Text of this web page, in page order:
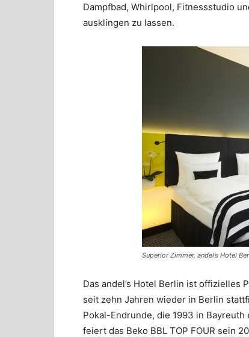
Dampfbad, Whirlpool, Fitnessstudio
ausklingen zu lassen.
Superior Zimmer, andel’s Hotel
Das andel’s Hotel Berlin ist offizielles
seit zehn Jahren wieder in Berlin
Pokal-Endrunde, die 1993 in
feiert das Beko BBL TOP FOUR sein